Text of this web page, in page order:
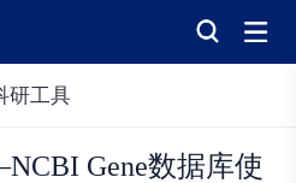
研工具
Gene数据库使